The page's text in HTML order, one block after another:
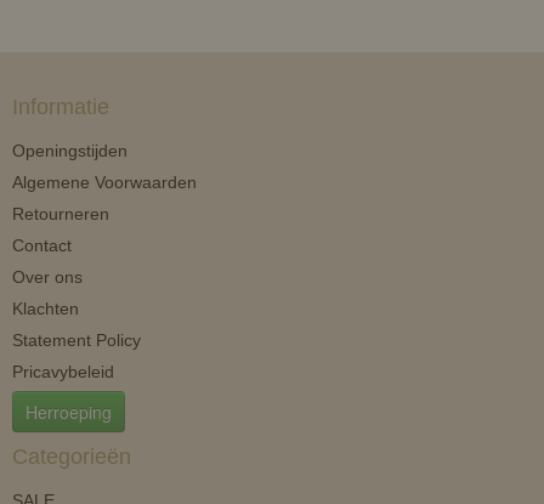
Informatie
Openingstijden
Algemene Voorwaarden
Retourneren
Contact
Over ons
Klachten
Statement Policy
Pricavybeleid
Herroeping
Categorieën